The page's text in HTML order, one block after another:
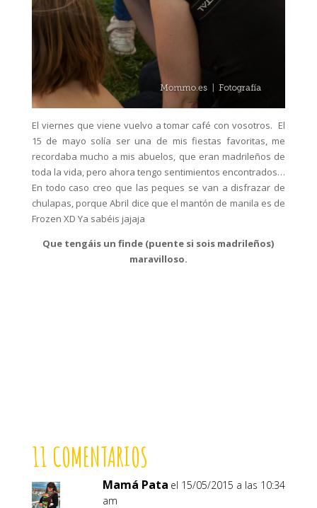
El viernes que viene vuelvo a tomar café con vosotros. El
15 de mayo solía ser una de mis fiestas favoritas, me
recordaba mucho a mis abuelos, que eran madrileños de
toda la vida, pero ahora tengo sentimientos encontrados…
En todo caso creo que las peques se van a disfrazar de
chulapas, porque Abril dice que el mantón de manila es de
Frozen XD Ya sabéis jajaja
Que tengáis un finde (puente si sois madrileños)
maravilloso.
11 COMENTARIOS
Mamá Pata el 15/05/2015 a las 10:34
am